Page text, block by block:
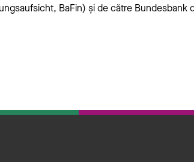
BaFin) și de către Bundesbank